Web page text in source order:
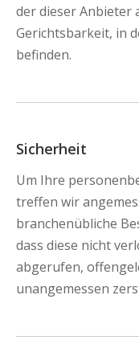
der dieser Anbieter
Gerichtsbarkeit, in
befinden.
Sicherheit
Um Ihre
treffen wir
branchenübliche
dass diese nicht
abgerufen,
unangemessen